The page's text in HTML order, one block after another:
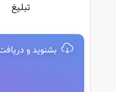
تبلیغ
بشنوید و